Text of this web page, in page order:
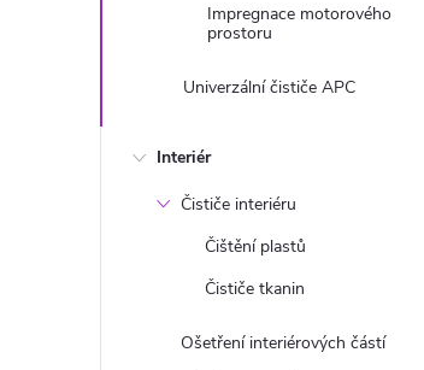
Impregnace motorového
prostoru
Univerzální čističe APC
Interiér
Čističe interiéru
Čištění plastů
Čističe tkanin
Ošetření interiérových částí